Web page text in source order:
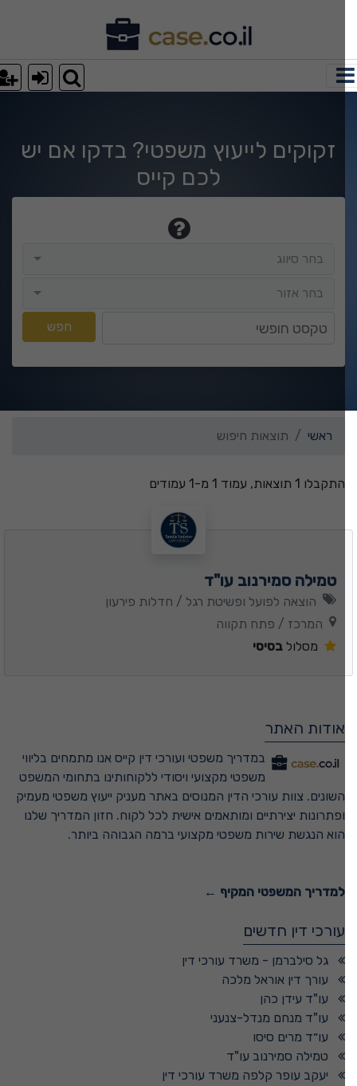
חיפוש
זקוקים לייעוץ משפטי? בדקו אם יש
לכם קייס
בחר סיווג
בחר אזור
חפש
ראשי תוצאות חיפוש
התקבלו 1 תוצאות, עמוד 1 מ-1 עמודים
טמילה סמירנוב עו"ד
הוצאה לפועל ופשיטת רגל / חדלות פירעון
המרכז / פתח תקווה
מסלולבסיסי
אודות האתר
במדריך משפטי ועורכי דין קייס אנו מתמחים בליווי
משפטי מקצועי ויסודי ללקוחותינו בתחומי המשפט
השונים. צוות עורכי הדין המנוסים באתר מעניק ייעוץ משפטי מעמיק
ופתרונות יצירתיים ומותאמים אישית לכל לקוח. חזון המדריך שלנו
הוא הנגשת שירות משפטי מקצועי ברמה הגבוהה ביותר.
למדריך המשפטי המקיף ←
עורכי דין חדשים
גל סילברמן - משרד עורכי דין
עורך דין אוראל מלכה
עו"ד עידן כהן
עו"ד מנחם מנדל-צנעני
עו״ד מרים סיסו
טמילה סמירנוב עו"ד
יעקב עופר קלפה משרד עורכי דין